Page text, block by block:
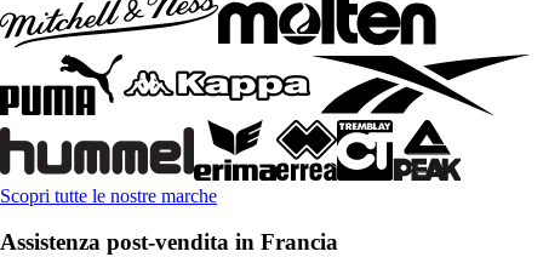
Scopri tutte le nostre marche
Assistenza post-vendita in Francia